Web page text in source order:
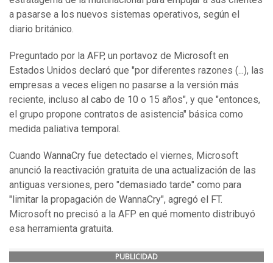
a pasarse a los nuevos sistemas operativos, según el
diario británico.
Preguntado por la AFP, un portavoz de Microsoft en
Estados Unidos declaró que "por diferentes razones (...), las
empresas a veces eligen no pasarse a la versión más
reciente, incluso al cabo de 10 o 15 años", y que "entonces,
el grupo propone contratos de asistencia" básica como
medida paliativa temporal.
Cuando WannaCry fue detectado el viernes, Microsoft
anunció la reactivación gratuita de una actualización de las
antiguas versiones, pero "demasiado tarde" como para
"limitar la propagación de WannaCry", agregó el FT.
Microsoft no precisó a la AFP en qué momento distribuyó
esa herramienta gratuita.
PUBLICIDAD